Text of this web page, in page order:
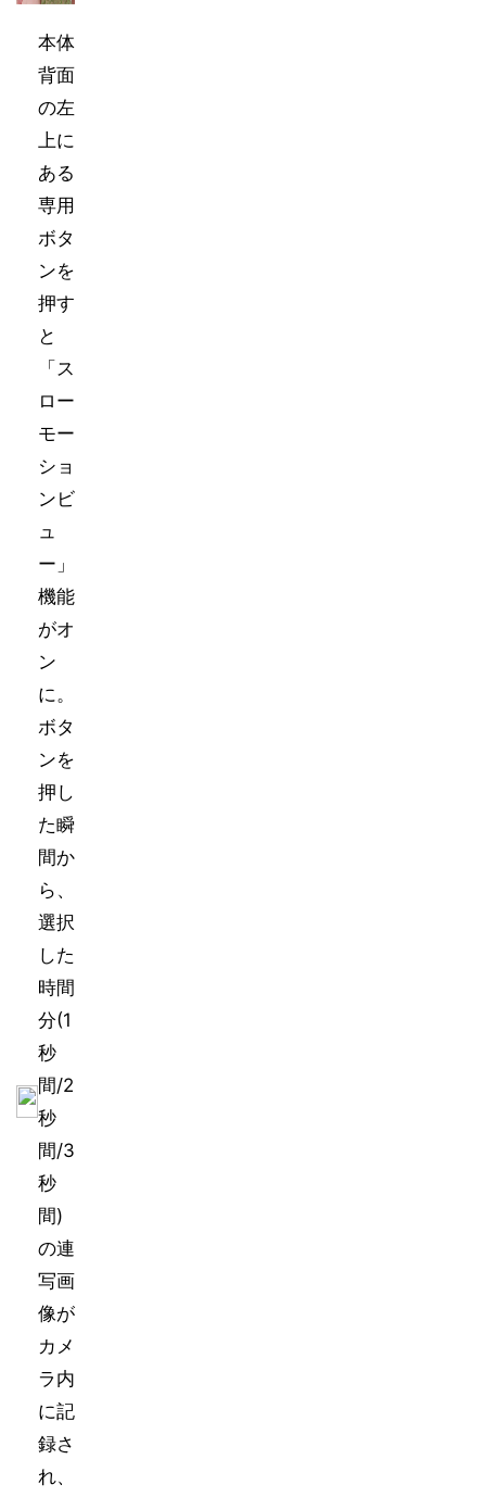
本体
背面
の左
上に
ある
専用
ボタ
ンを
押す
と
「ス
ロー
モー
ショ
ンビ
ュ
ー」
機能
がオ
ン
に。
ボタ
ンを
押し
た瞬
間か
ら、
選択
した
時間
分(1
秒
間/2
秒
間/3
秒
間)
の連
写画
像が
カメ
ラ内
に記
録さ
れ、